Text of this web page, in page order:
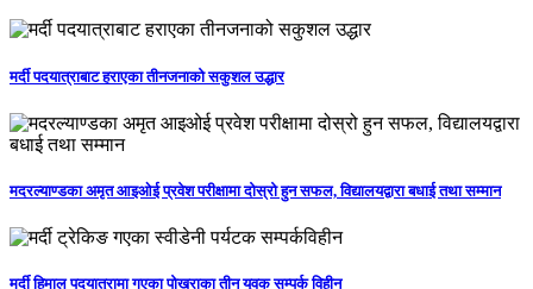
मर्दी पदयात्राबाट हराएका तीनजनाको सकुशल उद्धार
मदरल्याण्डका अमृत आइओई प्रवेश परीक्षामा दोस्रो हुन सफल, विद्यालयद्वारा बधाई तथा सम्मान
मर्दी हिमाल पदयात्रामा गएका पोखराका तीन युवक सम्पर्क विहीन